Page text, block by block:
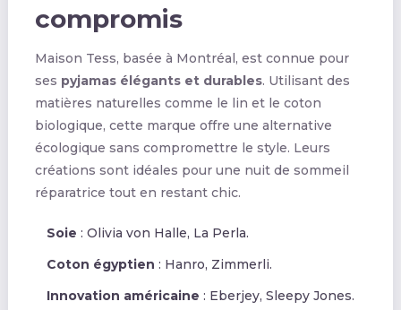
compromis
Maison Tess, basée à Montréal, est connue pour
ses pyjamas élégants et durables. Utilisant des
matières naturelles comme le lin et le coton
biologique, cette marque offre une alternative
écologique sans compromettre le style. Leurs
créations sont idéales pour une nuit de sommeil
réparatrice tout en restant chic.
Soie : Olivia von Halle, La Perla.
Coton égyptien : Hanro, Zimmerli.
Innovation américaine : Eberjey, Sleepy Jones.